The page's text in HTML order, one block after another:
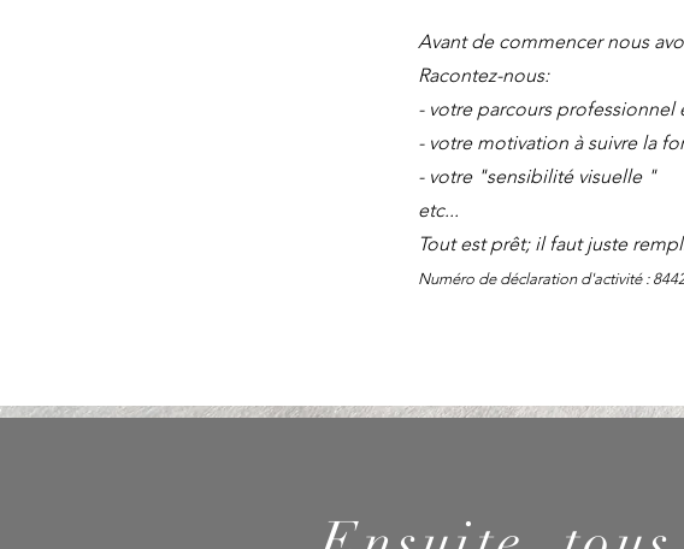
Avant de commencer nous
Racontez-nous:
- votre parcours professionnel
- votre motivation à suivre la
- votre "sensibilité visuelle "
etc...
Tout est prêt; il faut juste
Numéro de déclaration d'activité :